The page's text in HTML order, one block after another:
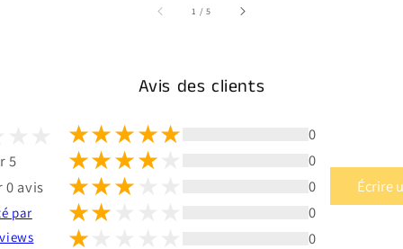
1 /sur
5
Avis des clients
5
0 avis
par
0
0
0
0
0
Écrire